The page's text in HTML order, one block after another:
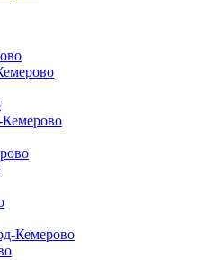
Кемерово
Кемерово